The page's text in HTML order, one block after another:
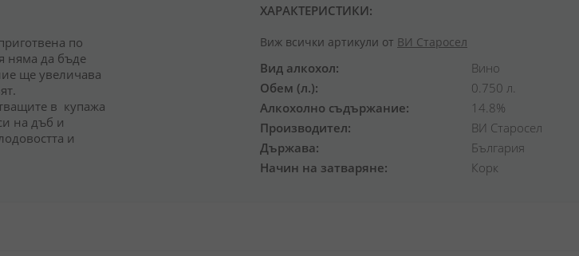
ХАРАКТЕРИСТИКИ:
Виж всички артикули от ВИ Старосел
Вид алкохол
Вино
Обем (л.)
0.750 л.
Алкохолно съдържание
14.8%
Производител
ВИ Старосел
Държава
България
Начин на затваряне
Корк
по
няма да бъде
ще увеличава
в купажа
на дъб и
и